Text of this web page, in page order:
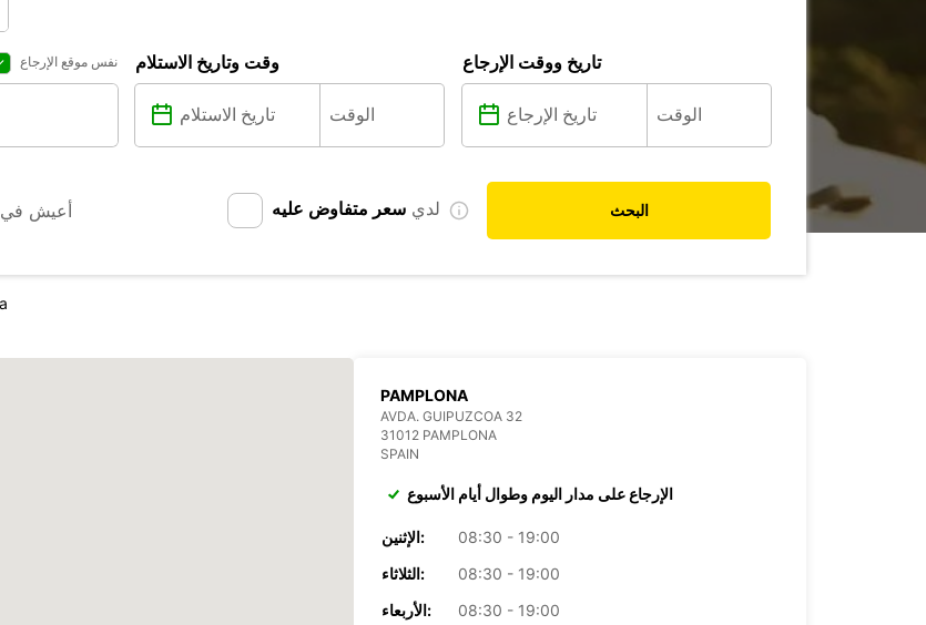
نفس موقع الإرجاع وقت وتاريخ الاستلام تاريخ ووقت الإرجاع
أعيش في لدي سعر متفاوض عليه البحث
PAMPLONA
AVDA. GUIPUZCOA 32
31012 PAMPLONA
SPAIN
الإرجاع على مدار اليوم وطوال أيام الأسبوع
الإثنين:
08:30 - 19:00
الثلاثاء:
08:30 - 19:00
الأربعاء:
08:30 - 19:00